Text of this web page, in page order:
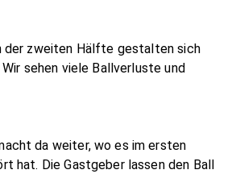
der zweiten Hälfte gestalten sich
sehen viele Ballverluste und
da weiter, wo es im ersten
hat. Die Gastgeber lassen den Ball